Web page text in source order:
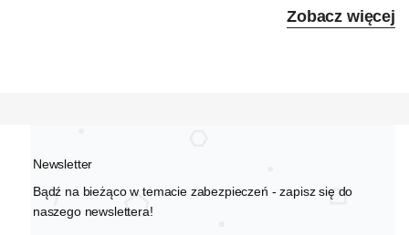
Zobacz więcej
Newsletter
Bądź na bieżąco w temacie zabezpieczeń - zapisz się do
naszego newslettera!